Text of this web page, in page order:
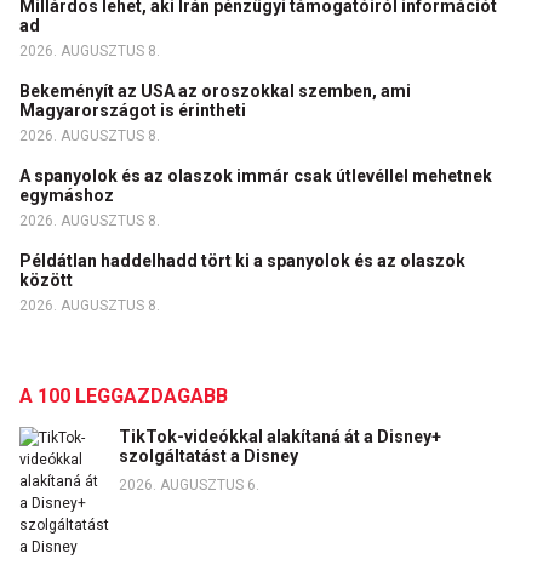
Millárdos lehet, aki Irán pénzügyi támogatóiról információt
ad
2026. AUGUSZTUS 8.
Bekeményít az USA az oroszokkal szemben, ami
Magyarországot is érintheti
2026. AUGUSZTUS 8.
A spanyolok és az olaszok immár csak útlevéllel mehetnek
egymáshoz
2026. AUGUSZTUS 8.
Példátlan haddelhadd tört ki a spanyolok és az olaszok
között
2026. AUGUSZTUS 8.
A 100 LEGGAZDAGABB
TikTok-videókkal alakítaná át a Disney+
szolgáltatást a Disney
2026. AUGUSZTUS 6.